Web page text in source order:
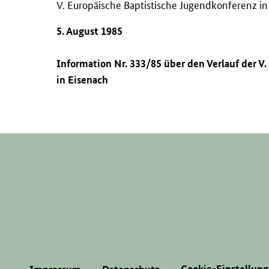
V. Europäische Baptistische Jugendkonferenz
5. August 1985
Information Nr. 333/85 über den Verlauf der
in Eisenach